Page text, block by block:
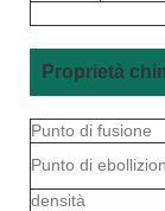
Proprietà
Punto di fusione
Punto di
densità